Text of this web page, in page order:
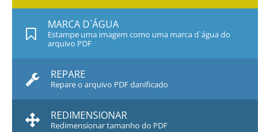
MARCA D`ÁGUA
Estampe uma imagem como uma marca d`água do
arquivo PDF
REPARE
Repare o arquivo PDF danificado
REDIMENSIONAR
Redimensionar tamanho do PDF